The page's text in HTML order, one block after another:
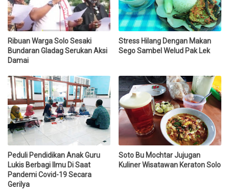
Ribuan Warga Solo Sesaki
Bundaran Gladag Serukan Aksi
Damai
Stress Hilang Dengan Makan
Sego Sambel Welud Pak Lek
Peduli Pendidikan Anak Guru
Lukis Berbagi Ilmu Di Saat
Pandemi Covid-19 Secara
Gerilya
Soto Bu Mochtar Jujugan
Kuliner Wisatawan Keraton Solo